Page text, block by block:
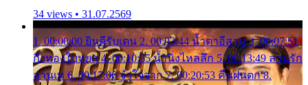
34 views • 31.07.2569
1. 00:00:00 ยินดีรับเดน 2. 00:03:44 น้ำตาอีสาน 3. 00:07:51
กิ่งทองใบหยก 4. 00:10:35 น้ำนิ่งไหลลึก 5. 00:13:49 ลานรัก
ลานเท 6. 00:17:06 จำใจจาก 7. 00:20:53 คืนฝนตก 8.